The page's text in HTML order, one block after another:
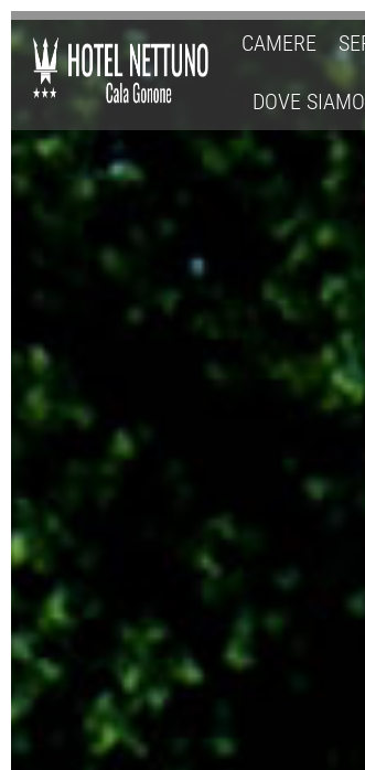
CAMERE
DOVE SIAMO